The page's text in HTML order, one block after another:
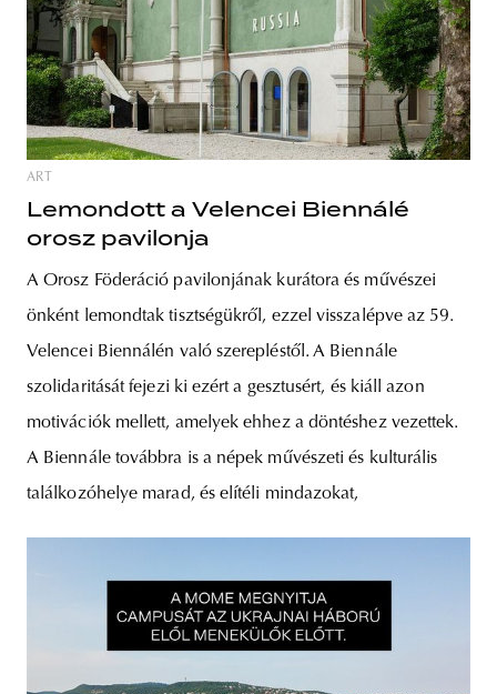
ART
Lemondott a Velencei Biennálé
orosz pavilonja
A Orosz Föderáció pavilonjának kurátora és művészei
önként lemondtak tisztségükről, ezzel visszalépve az 59.
Velencei Biennálén való szerepléstől. A Biennále
szolidaritását fejezi ki ezért a gesztusért, és kiáll azon
motivációk mellett, amelyek ehhez a döntéshez vezettek.
A Biennále továbbra is a népek művészeti és kulturális
találkozóhelye marad, és elítéli mindazokat,